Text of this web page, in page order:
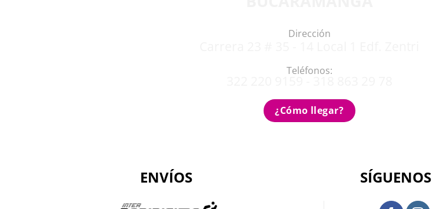
Dirección
Teléfonos:
¿Cómo llegar?
ENVÍOS SÍGUENOS